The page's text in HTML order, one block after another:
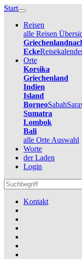
Start
Reisen
alle Reisen
Griechenland
Ecke
Orte
Korsika
Griechenland
Indien
Island
BorneoSabah
Sumatra
Lombok
Bali
alle Orte Auswahl
Worte
der Laden
Login
Kontakt